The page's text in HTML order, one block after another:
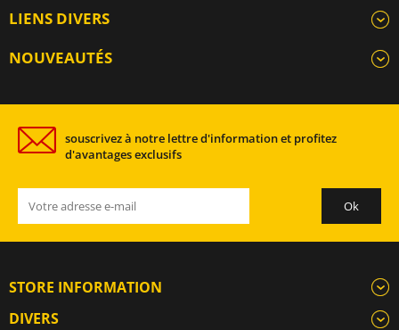
LIENS DIVERS
NOUVEAUTÉS
souscrivez à notre lettre d'information et profitez
d'avantages exclusifs
STORE INFORMATION
DIVERS